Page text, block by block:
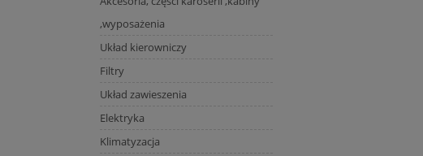
,wyposażenia
Układ kierowniczy
Filtry
Układ zawieszenia
Elektryka
Klimatyzacja